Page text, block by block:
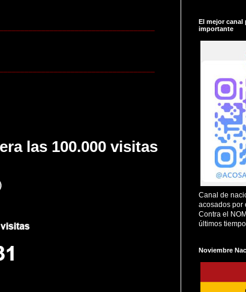
las 100.000 visitas
El mejor canal
importante
Canal de
acosados por
Contra el
últimos
Noviembre